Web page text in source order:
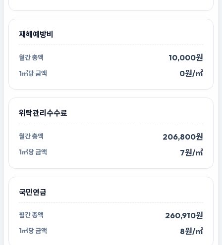
재해예방비
10,000원
0원/㎡
위탁관리수수료
206,800원
7원/㎡
국민연금
260,910원
8원/㎡